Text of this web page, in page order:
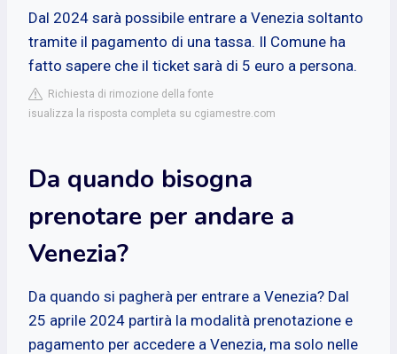
Dal 2024 sarà possibile entrare a Venezia soltanto
tramite il pagamento di una tassa. Il Comune ha
fatto sapere che il ticket sarà di 5 euro a persona.
Richiesta di rimozione della fonte
isualizza la risposta completa su cgiamestre.com
Da quando bisogna
prenotare per andare a
Venezia?
Da quando si pagherà per entrare a Venezia? Dal
25 aprile 2024 partirà la modalità prenotazione e
pagamento per accedere a Venezia, ma solo nelle